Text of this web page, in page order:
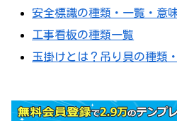
安全標識の種類・一覧・意
工事看板の種類一覧
玉掛けとは？吊り具の種類